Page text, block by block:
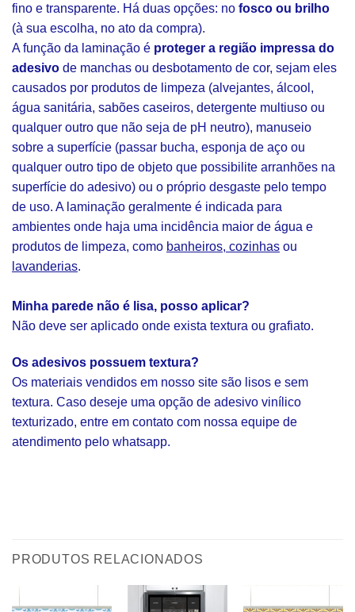
fino e transparente. Há duas opções: no fosco ou brilho
(à sua escolha, no ato da compra).
A função da laminação é proteger a região impressa do
adesivo de manchas ou desbotamento de cor, sejam eles
causados por produtos de limpeza (alvejantes, álcool,
água sanitária, sabões caseiros, detergente multiuso ou
qualquer outro que não seja de pH neutro), manuseio
sobre a superfície (passar bucha, esponja de aço ou
qualquer outro tipo de objeto que possibilite arranhões na
superfície do adesivo) ou o próprio desgaste pelo tempo
de uso. A laminação geralmente é indicada para
ambientes onde haja uma incidência maior de água e
produtos de limpeza, como banheiros, cozinhas ou
lavanderias.
Minha parede não é lisa, posso aplicar?
Não deve ser aplicado onde exista textura ou grafiato.
Os adesivos possuem textura?
Os materiais vendidos em nosso site são lisos e sem
textura. Caso deseje uma opção de adesivo vinílico
texturizado, entre em contato com nossa equipe de
atendimento pelo whatsapp.
PRODUTOS RELACIONADOS